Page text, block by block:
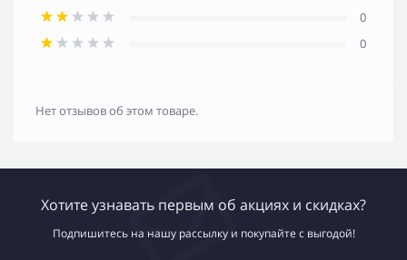
0
0
Нет отзывов об этом товаре.
Хотите узнавать первым об акциях и скидках?
Подпишитесь на нашу рассылку и покупайте с выгодой!